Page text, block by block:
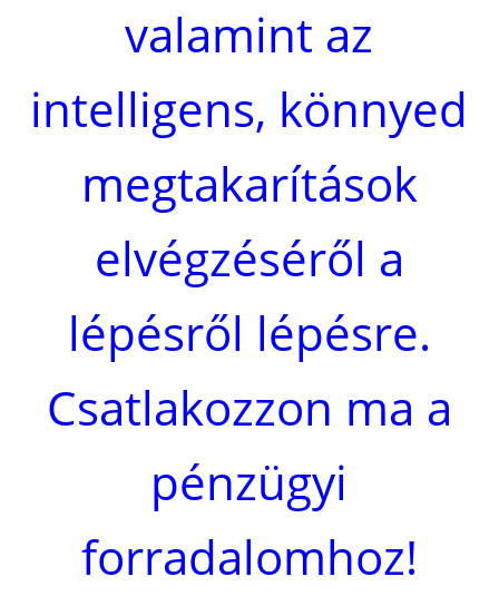
valamint az
intelligens, könnyed
megtakarítások
elvégzéséről a
lépésről lépésre.
Csatlakozzon ma a
pénzügyi
forradalomhoz!